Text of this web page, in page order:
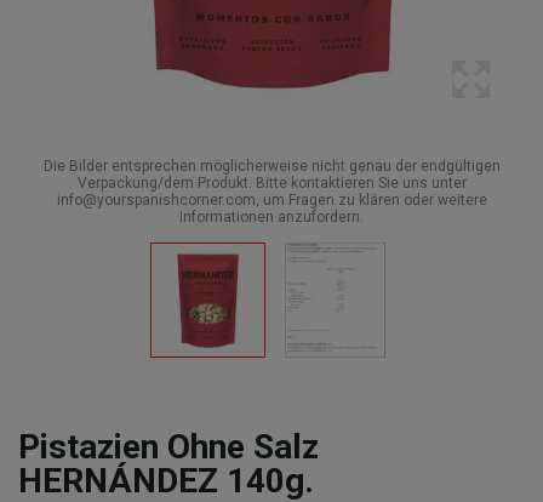
Die Bilder entsprechen möglicherweise nicht genau der endgültigen
Verpackung/dem Produkt. Bitte kontaktieren Sie uns unter
info@yourspanishcorner.com, um Fragen zu klären oder weitere
Informationen anzufordern.
Pistazien Ohne Salz
HERNÁNDEZ 140g.